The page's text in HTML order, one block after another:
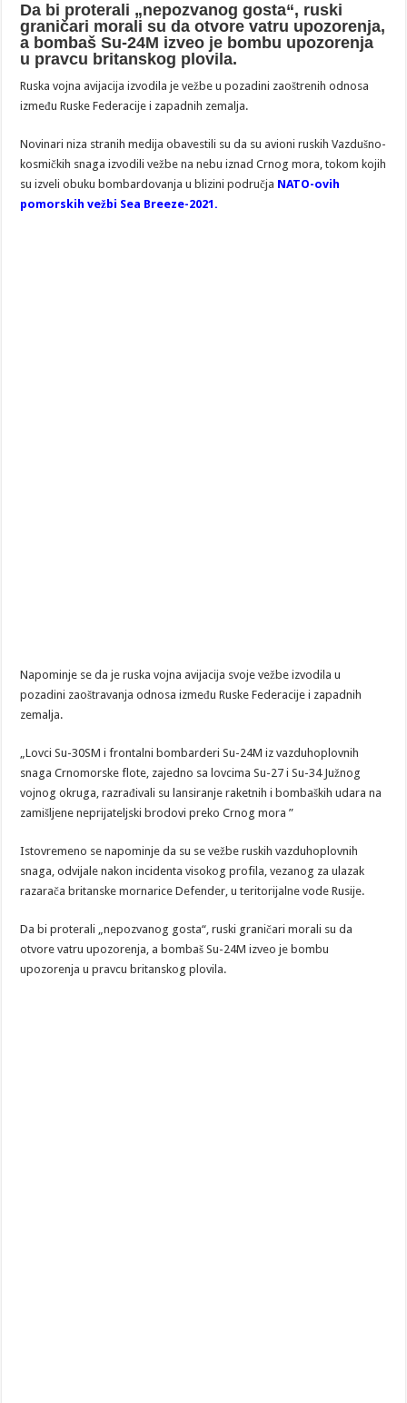
Da bi proterali „nepozvanog gosta“, ruski
graničari morali su da otvore vatru upozorenja,
a bombaš Su-24M izveo je bombu upozorenja
u pravcu britanskog plovila.
Ruska vojna avijacija izvodila je vežbe u pozadini zaoštrenih odnosa
između Ruske Federacije i zapadnih zemalja.
Novinari niza stranih medija obavestili su da su avioni ruskih Vazdušno-
kosmičkih snaga izvodili vežbe na nebu iznad Crnog mora, tokom kojih
su izveli obuku bombardovanja u blizini područja NATO-ovih
pomorskih vežbi Sea Breeze-2021.
Napominje se da je ruska vojna avijacija svoje vežbe izvodila u
pozadini zaoštravanja odnosa između Ruske Federacije i zapadnih
zemalja.
„Lovci Su-30SM i frontalni bombarderi Su-24M iz vazduhoplovnih
snaga Crnomorske flote, zajedno sa lovcima Su-27 i Su-34 Južnog
vojnog okruga, razrađivali su lansiranje raketnih i bombaških udara na
zamišljene neprijateljski brodovi preko Crnog mora ”
Istovremeno se napominje da su se vežbe ruskih vazduhoplovnih
snaga, odvijale nakon incidenta visokog profila, vezanog za ulazak
razarača britanske mornarice Defender, u teritorijalne vode Rusije.
Da bi proterali „nepozvanog gosta“, ruski graničari morali su da
otvore vatru upozorenja, a bombaš Su-24M izveo je bombu
upozorenja u pravcu britanskog plovila.